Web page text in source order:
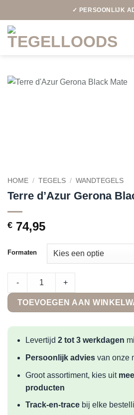
naar
inhoud
✓ PERSOONLIJK
HOME / TEGELS / WANDTEGELS
Terre d’Azur Gerona
€ 74,95
Formaten
Terre d'Azur Gerona Black Mate
- +
TOEVOEGEN AAN
Levertijd 2 tot 3 werkdagen
Persoonlijk adviesvan onze
Groot assortiment, kies uit
producten
Track-en-tracebij elke